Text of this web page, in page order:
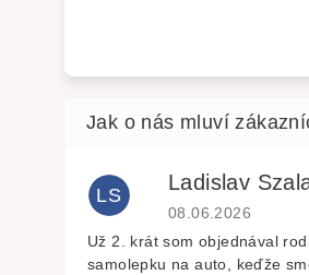
LS
Ladislav
Hodnocení
08.06.2026
Už 2. krát som objednával
samolepku na auto, keďže